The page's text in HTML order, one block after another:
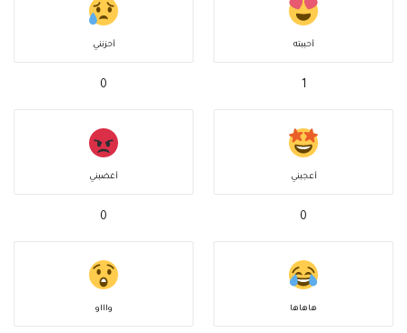
أحببته
1
أحزنني
0
أعجبني
0
أغضبني
0
هاهاها واااو